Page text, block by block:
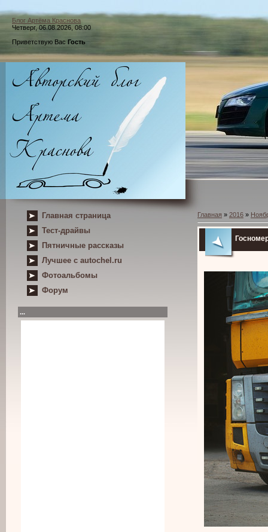
Блог Артёма Краснова
Четверг, 06.08.2026, 08:00
Приветствую Вас Гость
Главная страница
Тест-драйвы
Пятничные рассказы
Лучшее с autochel.ru
Фотоальбомы
Форум
...
Главная » 2016 »